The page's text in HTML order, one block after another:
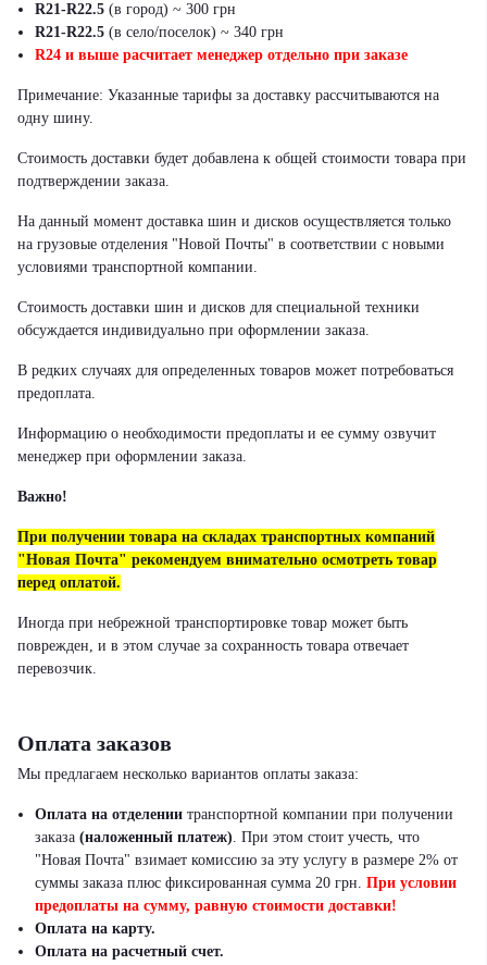
R21-R22.5 (в город) ~ 300 грн
R21-R22.5 (в село/поселок) ~ 340 грн
R24 и выше расчитает менеджер отдельно при заказе
Примечание: Указанные тарифы за доставку рассчитываются на
одну шину.
Стоимость доставки будет добавлена к общей стоимости товара при
подтверждении заказа.
На данный момент доставка шин и дисков осуществляется только
на грузовые отделения "Новой Почты" в соответствии с новыми
условиями транспортной компании.
Стоимость доставки шин и дисков для специальной техники
обсуждается индивидуально при оформлении заказа.
В редких случаях для определенных товаров может потребоваться
предоплата.
Информацию о необходимости предоплаты и ее сумму озвучит
менеджер при оформлении заказа.
Важно!
При получении товара на складах транспортных компаний
"Новая Почта" рекомендуем внимательно осмотреть товар
перед оплатой.
Иногда при небрежной транспортировке товар может быть
поврежден, и в этом случае за сохранность товара отвечает
перевозчик.
Оплата заказов
Мы предлагаем несколько вариантов оплаты заказа:
Оплата на отделении транспортной компании при получении
заказа (наложенный платеж). При этом стоит учесть, что
"Новая Почта" взимает комиссию за эту услугу в размере 2% от
суммы заказа плюс фиксированная сумма 20 грн. При условии
предоплаты на сумму, равную стоимости доставки!
Оплата на карту.
Оплата на расчетный счет.